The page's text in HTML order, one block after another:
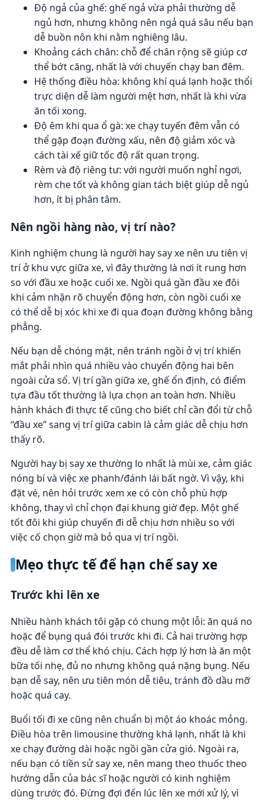
Độ ngả của ghế: ghế ngả vừa phải thường dễ
ngủ hơn, nhưng không nên ngả quá sâu nếu bạn
dễ buồn nôn khi nằm nghiêng lâu.
Khoảng cách chân: chỗ để chân rộng sẽ giúp cơ
thể bớt căng, nhất là với chuyến chạy ban đêm.
Hệ thống điều hòa: không khí quá lạnh hoặc thổi
trực diện dễ làm người mệt hơn, nhất là khi vừa
ăn tối xong.
Độ êm khi qua ổ gà: xe chạy tuyến đêm vẫn có
thể gặp đoạn đường xấu, nên độ giảm xóc và
cách tài xế giữ tốc độ rất quan trọng.
Rèm và độ riêng tư: với người muốn nghỉ ngơi,
rèm che tốt và không gian tách biệt giúp dễ ngủ
hơn, ít bị phân tâm.
Nên ngồi hàng nào, vị trí nào?
Kinh nghiệm chung là người hay say xe nên ưu tiên vị
trí ở khu vực giữa xe, vì đây thường là nơi ít rung hơn
so với đầu xe hoặc cuối xe. Ngồi quá gần đầu xe đôi
khi cảm nhận rõ chuyển động hơn, còn ngồi cuối xe
có thể dễ bị xóc khi xe đi qua đoạn đường không bằng
phẳng.
Nếu bạn dễ chóng mặt, nên tránh ngồi ở vị trí khiến
mắt phải nhìn quá nhiều vào chuyển động hai bên
ngoài cửa sổ. Vị trí gần giữa xe, ghế ổn định, có điểm
tựa đầu tốt thường là lựa chọn an toàn hơn. Nhiều
hành khách đi thực tế cũng cho biết chỉ cần đổi từ chỗ
“đầu xe” sang vị trí giữa cabin là cảm giác dễ chịu hơn
thấy rõ.
Người hay bị say xe thường lo nhất là mùi xe, cảm giác
nóng bí và việc xe phanh/đánh lái bất ngờ. Vì vậy, khi
đặt vé, nên hỏi trước xem xe có còn chỗ phù hợp
không, thay vì chỉ chọn đại khung giờ đẹp. Một ghế
tốt đôi khi giúp chuyến đi dễ chịu hơn nhiều so với
việc cố chọn giờ mà bỏ qua vị trí ngồi.
Mẹo thực tế để hạn chế say xe
Trước khi lên xe
Nhiều hành khách tôi gặp có chung một lỗi: ăn quá no
hoặc để bụng quá đói trước khi đi. Cả hai trường hợp
đều dễ làm cơ thể khó chịu. Cách hợp lý hơn là ăn một
bữa tối nhẹ, đủ no nhưng không quá nặng bụng. Nếu
bạn dễ say, nên ưu tiên món dễ tiêu, tránh đồ dầu mỡ
hoặc quá cay.
Buổi tối đi xe cũng nên chuẩn bị một áo khoác mỏng.
Điều hòa trên limousine thường khá lạnh, nhất là khi
xe chạy đường dài hoặc ngồi gần cửa gió. Ngoài ra,
nếu bạn có tiền sử say xe, nên mang theo thuốc theo
hướng dẫn của bác sĩ hoặc người có kinh nghiệm
dùng trước đó. Đừng đợi đến lúc lên xe mới xử lý, vì